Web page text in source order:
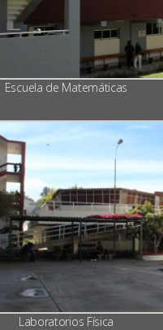
Escuela de Matemáticas
Laboratorios Física